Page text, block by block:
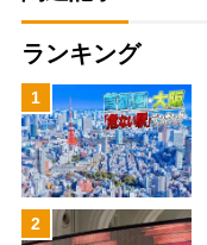
ランキング
1
2